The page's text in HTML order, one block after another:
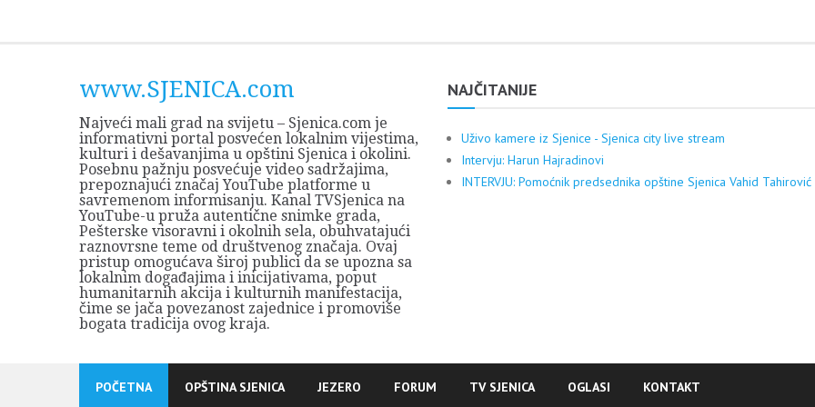
www.SJENICA.com
Najveći mali grad na svijetu – Sjenica.com je
informativni portal posvećen lokalnim vijestima,
kulturi i dešavanjima u opštini Sjenica i okolini.
Posebnu pažnju posvećuje video sadržajima,
prepoznajući značaj YouTube platforme u
savremenom informisanju. Kanal TVSjenica na
YouTube-u pruža autentične snimke grada,
Pešterske visoravni i okolnih sela, obuhvatajući
raznovrsne teme od društvenog značaja. Ovaj
pristup omogućava široj publici da se upozna sa
lokalnim događajima i inicijativama, poput
humanitarnih akcija i kulturnih manifestacija,
čime se jača povezanost zajednice i promoviše
bogata tradicija ovog kraja.
NAJČITANIJE
Uživo kamere iz Sjenice - Sjenica city live stream
Intervju: Harun Hajradinovi
INTERVJU: Pomoćnik predsednika opštine Sjenica Vahid Tahirović
POČETNA OPŠTINA SJENICA JEZERO FORUM TV SJENICA OGLASI KONTAKT